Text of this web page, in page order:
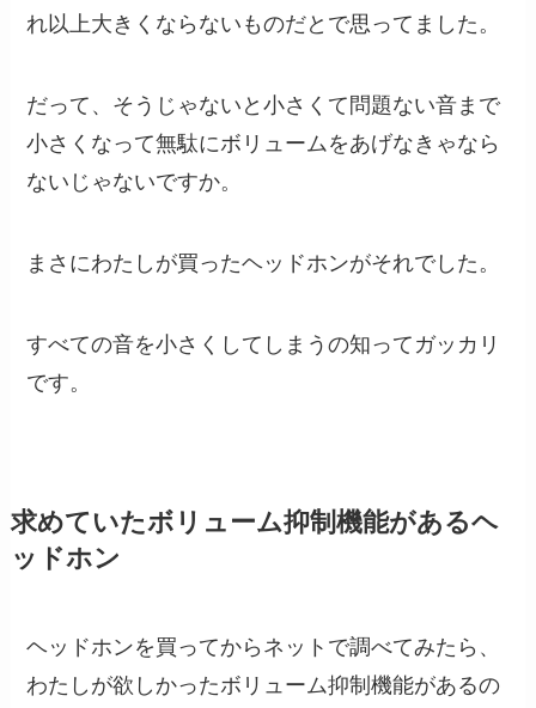
れ以上大きくならないものだとで思ってました。
だって、そうじゃないと小さくて問題ない音まで
小さくなって無駄にボリュームをあげなきゃなら
ないじゃないですか。
まさにわたしが買ったヘッドホンがそれでした。
すべての音を小さくしてしまうの知ってガッカリ
です。
求めていたボリューム抑制機能があるヘ
ッドホン
ヘッドホンを買ってからネットで調べてみたら、
わたしが欲しかったボリューム抑制機能があるの